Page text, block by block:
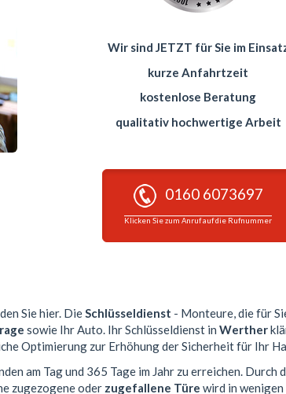
Wir sind JETZT für Sie im
kurze Anfahrtzeit
kostenlose Beratung
qualitativ hochwertige Arbeit
0160 6073697
Klicken Sie zum Anruf auf die Rufnummer
Sie hier. DieSchlüsseldienst - Monteure, die für
sowie Ihr Auto. Ihr Schlüsseldienst in Werther
Optimierung zur Erhöhung der Sicherheit für Ihr
am Tag und 365 Tage im Jahr zu erreichen. Durch
zugezogene oder zugefallene Türe wird in